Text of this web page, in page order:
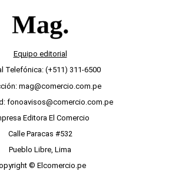
Equipo editorial
Telefónica: (+511) 311-6500
mag@comercio.com.pe
fonoavisos@comercio.com.pe
Editora El Comercio
Calle Paracas #532
Pueblo Libre, Lima
© Elcomercio.pe